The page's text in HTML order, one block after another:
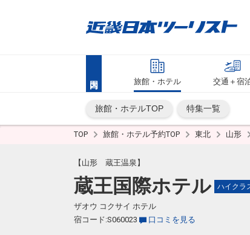
旅館・ホテル 交通＋宿
旅館・ホテルTOP 特集一覧
TOP 旅館・ホテル予約TOP 東北 山形
【山形 蔵王温泉】
蔵王国際ホテル ハイクラ
ザオウ コクサイ ホテル
宿コード:S060023
口コミを見る